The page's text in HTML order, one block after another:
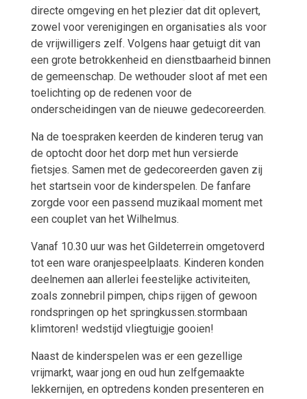
directe omgeving en het plezier dat dit oplevert,
zowel voor verenigingen en organisaties als voor
de vrijwilligers zelf. Volgens haar getuigt dit van
een grote betrokkenheid en dienstbaarheid binnen
de gemeenschap. De wethouder sloot af met een
toelichting op de redenen voor de
onderscheidingen van de nieuwe gedecoreerden.
Na de toespraken keerden de kinderen terug van
de optocht door het dorp met hun versierde
fietsjes. Samen met de gedecoreerden gaven zij
het startsein voor de kinderspelen. De fanfare
zorgde voor een passend muzikaal moment met
een couplet van het Wilhelmus.
Vanaf 10.30 uur was het Gildeterrein omgetoverd
tot een ware oranjespeelplaats. Kinderen konden
deelnemen aan allerlei feestelijke activiteiten,
zoals zonnebril pimpen, chips rijgen of gewoon
rondspringen op het springkussen.stormbaan
klimtoren! wedstijd vliegtuigje gooien!
Naast de kinderspelen was er een gezellige
vrijmarkt, waar jong en oud hun zelfgemaakte
lekkernijen, en optredens konden presenteren en